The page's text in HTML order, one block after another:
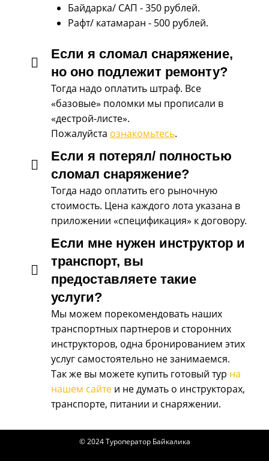
Байдарка/ САП - 350 рублей.
Рафт/ катамаран - 500 рублей.
Если я сломал снаряжение,
но оно подлежит ремонту?
Тогда надо оплатить штраф. Все
«базовые» поломки мы прописали в
«дестрой-листе».
Пожалуйста ознакомьтесь.
Если я потерял/ полностью
сломал снаряжение?
Тогда надо оплатить его рыночную
стоимость. Цена каждого лота указана в
приложении «спецификация» к договору.
Если мне нужен инструктор и
транспорт, вы
предоставляете такие
услуги?
Мы можем порекомендовать наших
транспортных партнеров и сторонних
инструкторов, одна бронированием этих
услуг самостоятельно не занимаемся.
Так же вы можете купить готовый тур на
нашем сайтеи не думать о инструкторах,
транспорте, питании и снаряжении.
© 2024 Туроператор Байкалика